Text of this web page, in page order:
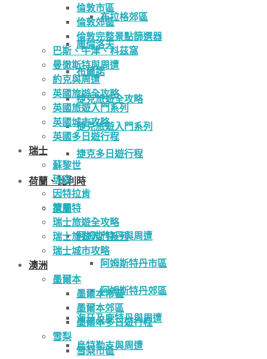
布拉格郊區
庫倫洛夫
布爾諾
捷克旅遊全攻略
捷克旅遊入門系列
捷克多日遊行程
荷蘭、比利時
荷蘭
阿姆斯特丹與周遭
阿姆斯特丹市區
阿姆斯特丹郊區
海牙及鹿特丹與周遭
烏特勒支與周遭
倫敦市區
倫敦郊區
倫敦完整景點篩選器
巴斯、牛津、科茲窩
曼徹斯特與周遭
約克與周遭
英國旅遊全攻略
英國旅遊入門系列
英國城市攻略
英國多日遊行程
瑞士
蘇黎世
琉森
因特拉肯
策馬特
瑞士旅遊全攻略
瑞士旅遊入門系列
瑞士城市攻略
澳洲
墨爾本
墨爾本市區
墨爾本郊區
墨爾本多日遊行程
雪梨
雪梨市區